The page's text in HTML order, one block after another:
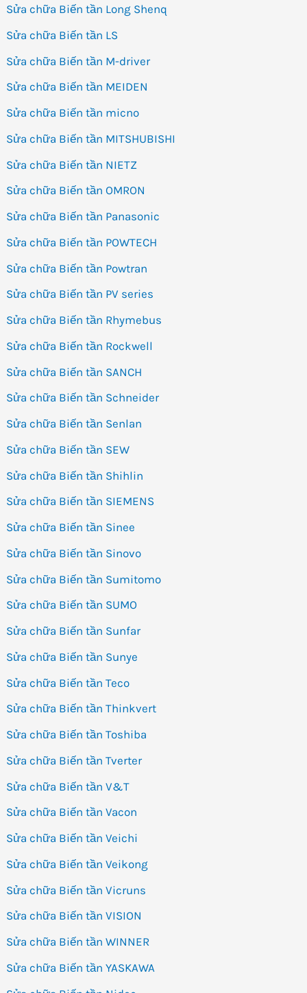
Sửa chữa Biến tần Long Shenq
Sửa chữa Biến tần LS
Sửa chữa Biến tần M-driver
Sửa chữa Biến tần MEIDEN
Sửa chữa Biến tần micno
Sửa chữa Biến tần MITSHUBISHI
Sửa chữa Biến tần NIETZ
Sửa chữa Biến tần OMRON
Sửa chữa Biến tần Panasonic
Sửa chữa Biến tần POWTECH
Sửa chữa Biến tần Powtran
Sửa chữa Biến tần PV series
Sửa chữa Biến tần Rhymebus
Sửa chữa Biến tần Rockwell
Sửa chữa Biến tần SANCH
Sửa chữa Biến tần Schneider
Sửa chữa Biến tần Senlan
Sửa chữa Biến tần SEW
Sửa chữa Biến tần Shihlin
Sửa chữa Biến tần SIEMENS
Sửa chữa Biến tần Sinee
Sửa chữa Biến tần Sinovo
Sửa chữa Biến tần Sumitomo
Sửa chữa Biến tần SUMO
Sửa chữa Biến tần Sunfar
Sửa chữa Biến tần Sunye
Sửa chữa Biến tần Teco
Sửa chữa Biến tần Thinkvert
Sửa chữa Biến tần Toshiba
Sửa chữa Biến tần Tverter
Sửa chữa Biến tần V&T
Sửa chữa Biến tần Vacon
Sửa chữa Biến tần Veichi
Sửa chữa Biến tần Veikong
Sửa chữa Biến tần Vicruns
Sửa chữa Biến tần VISION
Sửa chữa Biến tần WINNER
Sửa chữa Biến tần YASKAWA